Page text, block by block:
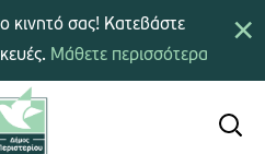
×
κινητό σας! Κατεβάστε
Μάθετε περισσότερα